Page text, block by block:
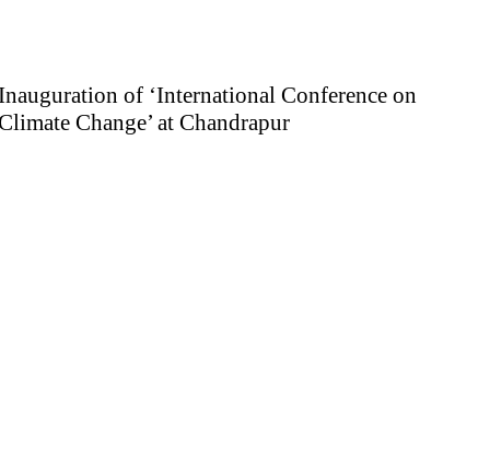
of ‘International Conference on
Change’ at Chandrapur